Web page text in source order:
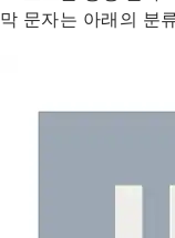
막 문자는 아래의 분